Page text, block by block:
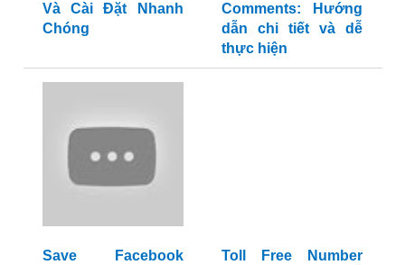
Và Cài Đặt Nhanh
Chóng
Comments: Hướng
dẫn chi tiết và dễ
thực hiện
Save Facebook
Toll Free Number